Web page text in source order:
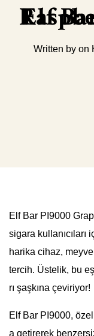
Elf Bar
Written by on
Elf Bar PI9000
sigara kullanıcıları
harika cihaz,
tercih. Üstelik, bu
rı şaşkına çeviriyor!
Elf Bar PI9000,
a getirerek